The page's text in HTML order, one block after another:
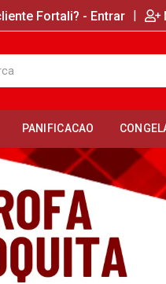
Fortali? - Entrar |
PANIFICACAO